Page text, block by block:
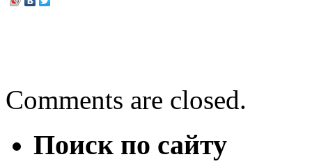
Comments are closed.
Поиск по сайту